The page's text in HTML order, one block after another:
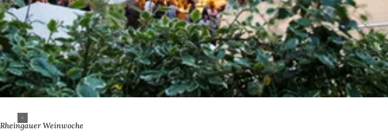
Rheingauer Weinwoche